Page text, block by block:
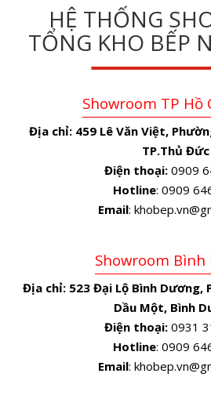
HỆ THỐNG
TỔNG KHO BẾP
Showroom TP Hồ
Địa chỉ: 459 Lê Văn Việt,
TP.Thủ Đức
Điện thoại:0909
Hotline: 0909
Email:
Showroom Bình
Địa chỉ: 523 Đại Lộ Bình Dương,
Dầu Một, Bình
Điện thoại:0931
Hotline: 0909
Email: